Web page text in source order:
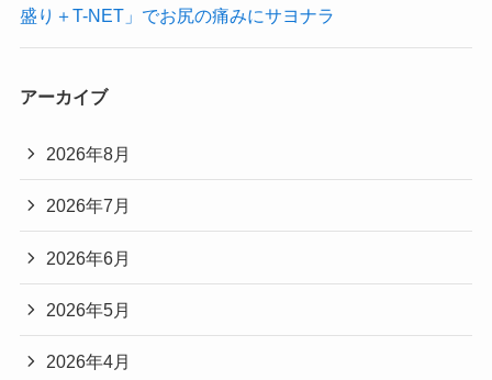
盛り＋T-NET」でお尻の痛みにサヨナラ
アーカイブ
2026年8月
2026年7月
2026年6月
2026年5月
2026年4月